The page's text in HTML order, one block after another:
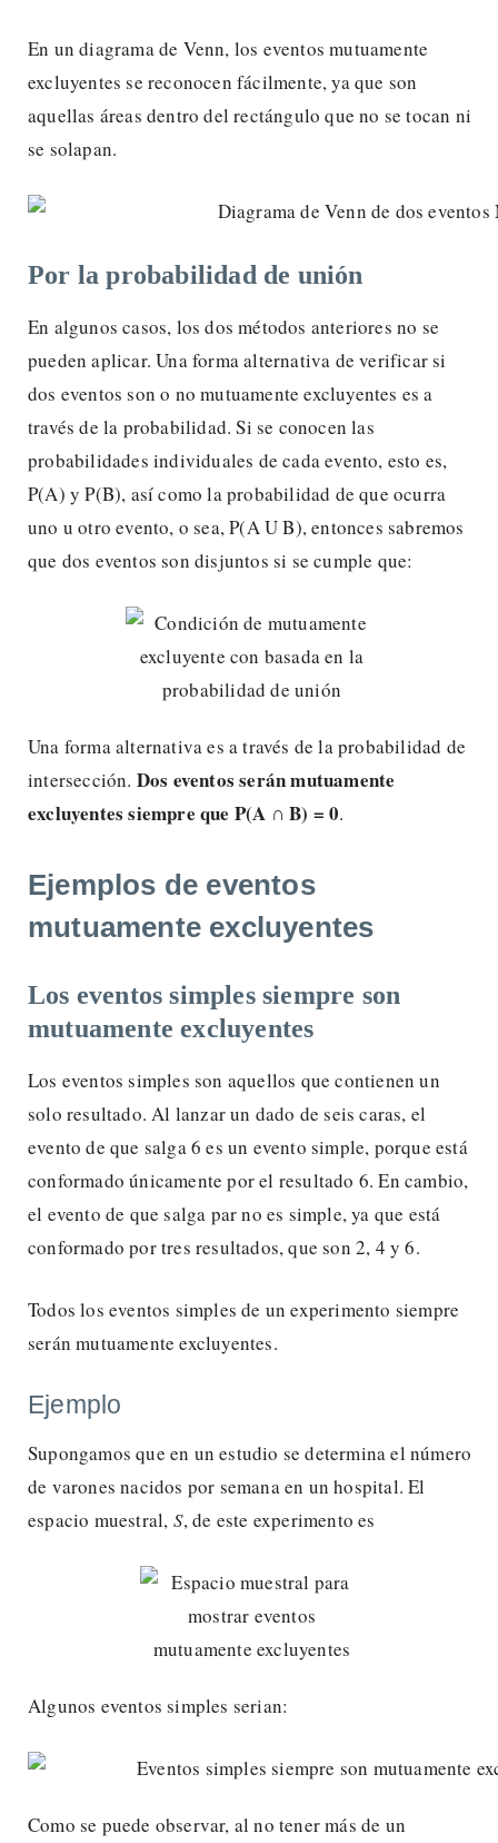
En un diagrama de Venn, los eventos mutuamente
excluyentes se reconocen fácilmente, ya que son
aquellas áreas dentro del rectángulo que no se tocan ni
se solapan.
Por la probabilidad de unión
En algunos casos, los dos métodos anteriores no se
pueden aplicar. Una forma alternativa de verificar si
dos eventos son o no mutuamente excluyentes es a
través de la probabilidad. Si se conocen las
probabilidades individuales de cada evento, esto es,
P(A) y P(B), así como la probabilidad de que ocurra
uno u otro evento, o sea, P(A U B), entonces sabremos
que dos eventos son disjuntos si se cumple que:
Una forma alternativa es a través de la probabilidad de
intersección. Dos eventos serán mutuamente
excluyentes siempre que P(A ∩ B) = 0.
Ejemplos de eventos
mutuamente excluyentes
Los eventos simples siempre son
mutuamente excluyentes
Los eventos simples son aquellos que contienen un
solo resultado. Al lanzar un dado de seis caras, el
evento de que salga 6 es un evento simple, porque está
conformado únicamente por el resultado 6. En cambio,
el evento de que salga par no es simple, ya que está
conformado por tres resultados, que son 2, 4 y 6.
Todos los eventos simples de un experimento siempre
serán mutuamente excluyentes.
Ejemplo
Supongamos que en un estudio se determina el número
de varones nacidos por semana en un hospital. El
espacio muestral, S, de este experimento es
Algunos eventos simples serian:
Como se puede observar, al no tener más de un